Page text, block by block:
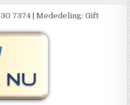
7374 | Mededeling: Gift